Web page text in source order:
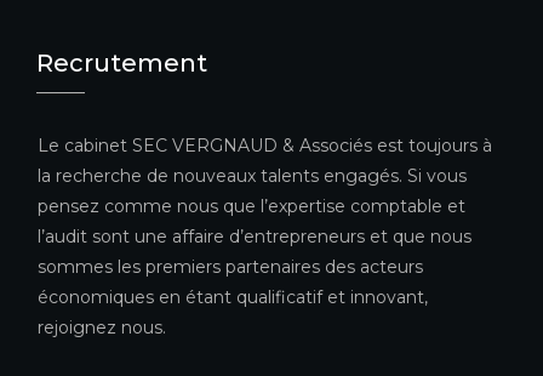
Recrutement
Le cabinet SEC VERGNAUD & Associés est toujours à
la recherche de nouveaux talents engagés. Si vous
pensez comme nous que l’expertise comptable et
l’audit sont une affaire d’entrepreneurs et que nous
sommes les premiers partenaires des acteurs
économiques en étant qualificatif et innovant,
rejoignez nous.